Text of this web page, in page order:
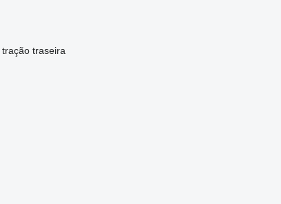
tração traseira